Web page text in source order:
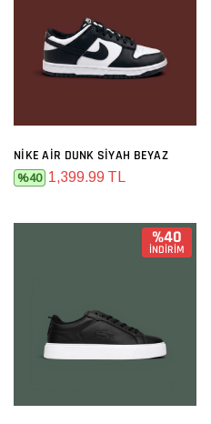
NIKE AIR DUNK SIYAH BEYAZ
%40 1,399.99 TL
%40
İNDİRİM